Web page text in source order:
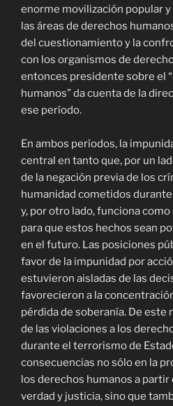
enorme movilización popular
las áreas de derechos
del cuestionamiento y la
con los organismos de
entonces presidente sobre el
humanos” da cuenta de la
ese período.
En ambos períodos, la
central en tanto que, por un
de la negación previa de los
humanidad cometidos
y, por otro lado, funciona
para que estos hechos sean
en el futuro. Las posiciones
favor de la impunidad por
estuvieron aisladas de las
favorecieron a la
pérdida de soberanía. De este
de las violaciones a los
durante el terrorismo de
consecuencias no sólo en la
los derechos humanos a
verdad y justicia, sino que